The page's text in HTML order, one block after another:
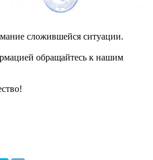
сложившейся ситуации.
обращайтесь к нашим